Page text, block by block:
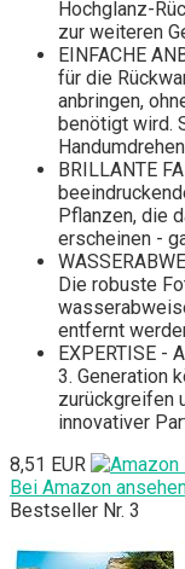
Hochglanz-
zur weiteren
EINFACHE
für die
anbringen,
benötigt wird.
BRILLANTE
Pflanzen, die
erscheinen -
Die robuste
entfernt
EXPERTISE -
3. Generation
zurückgreifen
innovativer
8,51 EUR
Bei Amazon
Bestseller Nr. 3